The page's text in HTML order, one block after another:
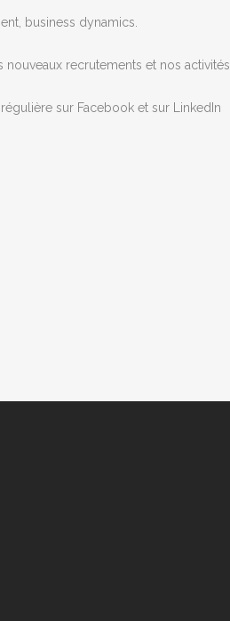
business dynamics.
recrutements et nos activités.
sur Facebook et sur LinkedIn